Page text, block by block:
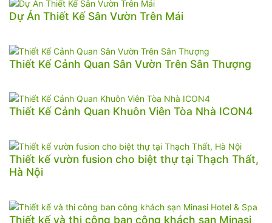
Dự Án Thiết Kế Sân Vườn Trên Mái
Thiết Kế Cảnh Quan Sân Vườn Trên Sân Thượng
Thiết Kế Cảnh Quan Khuôn Viên Tòa Nhà ICON4
Thiết kế vườn fusion cho biệt thự tại Thạch Thất,
Hà Nội
Thiết kế và thi công ban công khách sạn Minasi